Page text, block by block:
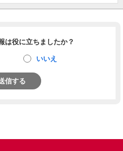
は役に立ちましたか？
いいえ
信する